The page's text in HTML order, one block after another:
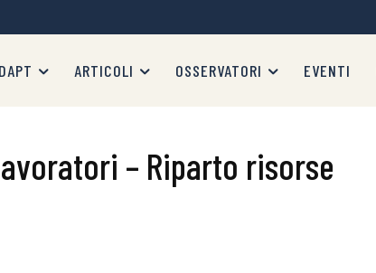
ARTICOLI OSSERVATORI EVENTI
– Riparto risorse